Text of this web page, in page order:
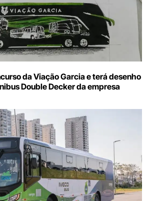
da Viação Garcia e terá desenho
Double Decker da empresa